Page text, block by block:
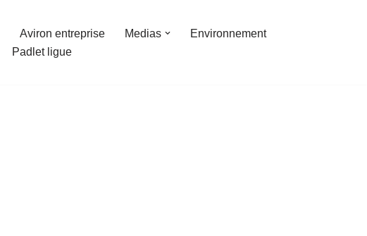
Aviron entreprise Medias
Environnement
Padlet ligue